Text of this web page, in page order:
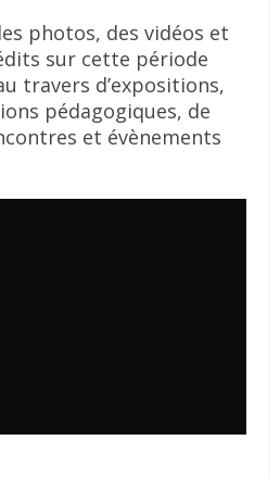
photos, des vidéos et
sur cette période
travers d’expositions,
pédagogiques, de
et évènements